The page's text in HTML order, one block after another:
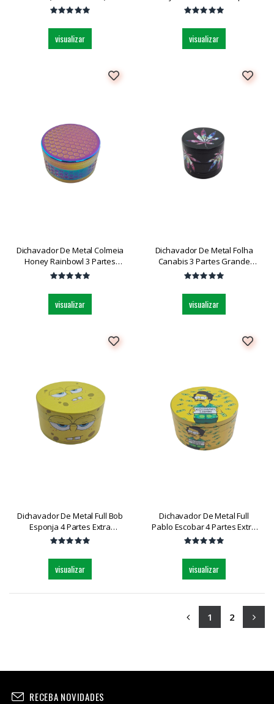
visualizar
Dk5798-3 Und
visualizar
Dichavador De Metal Colmeia
Honey Rainbowl 3 Partes
Medio Dk5796a-3 Und
visualizar
Dichavador De Metal Folha
Canabis 3 Partes Grande
Dk5031b-3 Und
visualizar
Dichavador De Metal Full Bob
Esponja 4 Partes Extra
Grande Dk5921g-4 Und
visualizar
Dichavador De Metal Full
Pablo Escobar 4 Partes Extra
Grande Dk5921k-4 Und
visualizar
1 2
RECEBA NOVIDADES